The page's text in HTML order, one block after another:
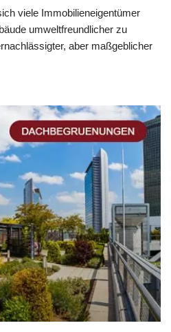
viele Immobilieneigentümer
umweltfreundlicher zu
aber maßgeblicher